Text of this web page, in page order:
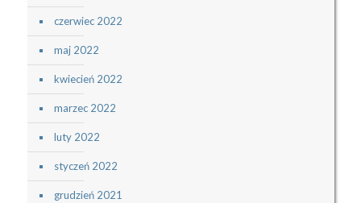
czerwiec 2022
maj 2022
kwiecień 2022
marzec 2022
luty 2022
styczeń 2022
grudzień 2021